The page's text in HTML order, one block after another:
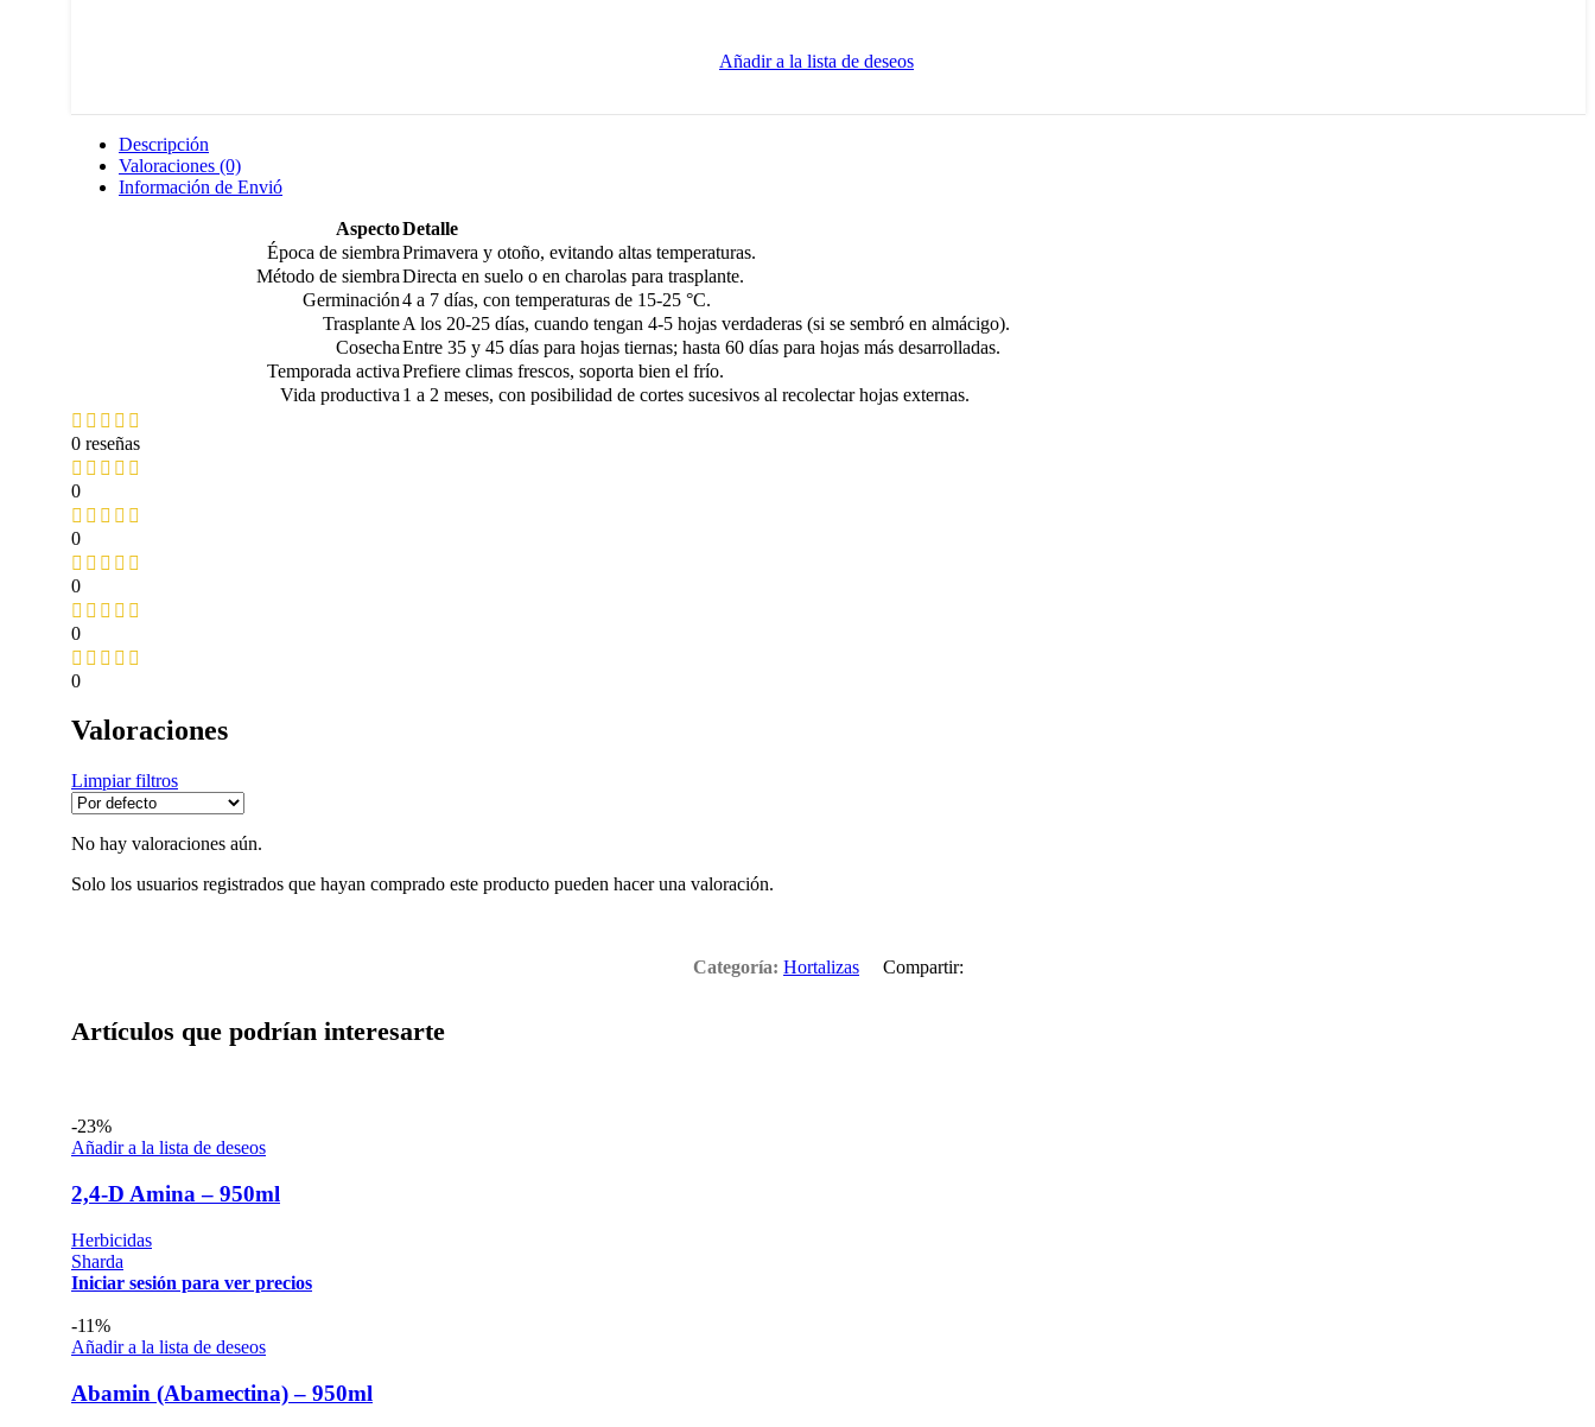
Añadir a la lista de deseos
Descripción
Valoraciones (0)
Información de Envió
AspectoDetalle
Época de siembraPrimavera y otoño, evitando altas temperaturas.
Método de siembraDirecta en suelo o en charolas para trasplante.
Germinación4 a 7 días, con temperaturas de 15-25 °C.
TrasplanteA los 20-25 días, cuando tengan 4-5 hojas verdaderas (si se sembró en almácigo).
CosechaEntre 35 y 45 días para hojas tiernas; hasta 60 días para hojas más desarrolladas.
Temporada activaPrefiere climas frescos, soporta bien el frío.
Vida productiva 1 a 2 meses, con posibilidad de cortes sucesivos al recolectar hojas externas.
0 reseñas
0
0
0
0
0
Valoraciones
Limpiar filtros
No hay valoraciones aún.
Solo los usuarios registrados que hayan comprado este producto pueden hacer una valoración.
Categoría: Hortalizas Compartir:
Artículos que podrían interesarte
-23%
Añadir a la lista de deseos
2,4-D Amina – 950ml
Herbicidas
Sharda
Iniciar sesión para ver precios
-11%
Añadir a la lista de deseos
Abamin (Abamectina) – 950ml